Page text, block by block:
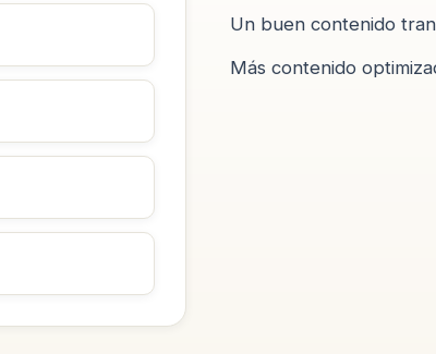
Un buen contenido
Más contenido